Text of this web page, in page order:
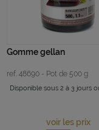
Gomme gellan
ref. 48690 - Pot de 500 g
Disponible sous 2 à 3 jours
voir les prix